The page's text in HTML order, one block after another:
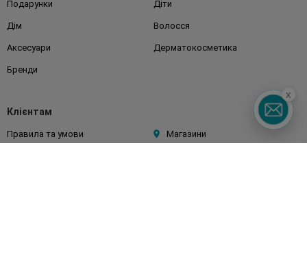
Подарунки Діти
Дім Волосся
Аксесуари Дерматокосметика
Бренди
Клієнтам
Правила та умови Магазини
x